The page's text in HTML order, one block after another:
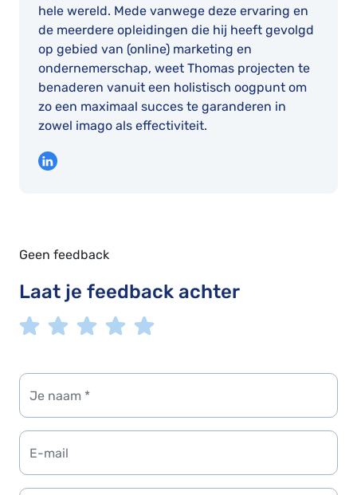
hele wereld. Mede vanwege deze ervaring en
de meerdere opleidingen die hij heeft gevolgd
op gebied van (online) marketing en
ondernemerschap, weet Thomas projecten te
benaderen vanuit een holistisch oogpunt om
zo een maximaal succes te garanderen in
zowel imago als effectiviteit.
Geen feedback
Laat je feedback achter